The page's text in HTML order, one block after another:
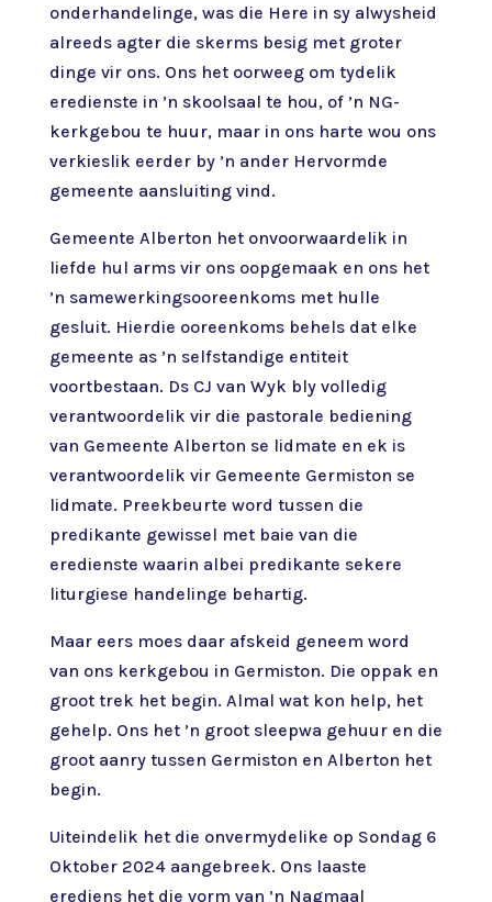
onderhandelinge, was die Here in sy alwysheid
alreeds agter die skerms besig met groter
dinge vir ons. Ons het oorweeg om tydelik
eredienste in ’n skoolsaal te hou, of ’n NG-
kerkgebou te huur, maar in ons harte wou ons
verkieslik eerder by ’n ander Hervormde
gemeente aansluiting vind.
Gemeente Alberton het onvoorwaardelik in
liefde hul arms vir ons oopgemaak en ons het
’n samewerkingsooreenkoms met hulle
gesluit. Hierdie ooreenkoms behels dat elke
gemeente as ’n selfstandige entiteit
voortbestaan. Ds CJ van Wyk bly volledig
verantwoordelik vir die pastorale bediening
van Gemeente Alberton se lidmate en ek is
verantwoordelik vir Gemeente Germiston se
lidmate. Preekbeurte word tussen die
predikante gewissel met baie van die
eredienste waarin albei predikante sekere
liturgiese handelinge behartig.
Maar eers moes daar afskeid geneem word
van ons kerkgebou in Germiston. Die oppak en
groot trek het begin. Almal wat kon help, het
gehelp. Ons het ’n groot sleepwa gehuur en die
groot aanry tussen Germiston en Alberton het
begin.
Uiteindelik het die onvermydelike op Sondag 6
Oktober 2024 aangebreek. Ons laaste
erediens het die vorm van ’n Nagmaal